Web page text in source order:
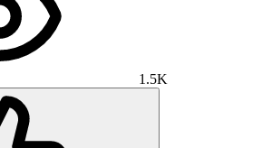
1.5K